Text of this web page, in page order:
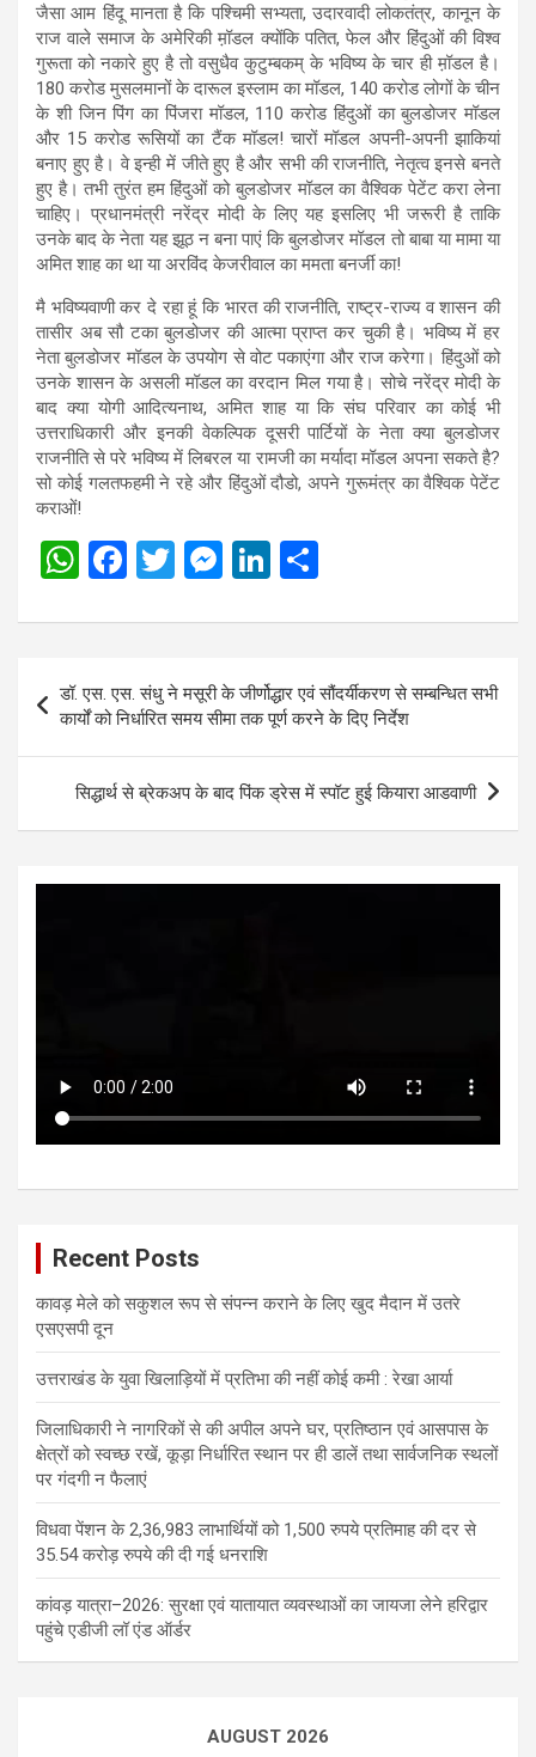
जैसा आम हिंदू मानता है कि पश्चिमी सभ्यता, उदारवादी लोकतंत्र, कानून के
राज वाले समाज के अमेरिकी म़ॉडल क्योंकि पतित, फेल और हिंदुओं की विश्व
गुरूता को नकारे हुए है तो वसुधैव कुटुम्बकम् के भविष्य के चार ही म़ॉडल है।
180 करोड मुसलमानों के दारूल इस्लाम का मॉडल, 140 करोड लोगों के चीन
के शी जिन पिंग का पिंजरा मॉडल, 110 करोड हिंदुओं का बुलडोजर मॉडल
और 15 करोड रूसियों का टैंक मॉडल! चारों मॉडल अपनी-अपनी झाकियां
बनाए हुए है। वे इन्ही में जीते हुए है और सभी की राजनीति, नेतृत्व इनसे बनते
हुए है। तभी तुरंत हम हिंदुओं को बुलडोजर मॉडल का वैश्विक पेटेंट करा लेना
चाहिए। प्रधानमंत्री नरेंद्र मोदी के लिए यह इसलिए भी जरूरी है ताकि
उनके बाद के नेता यह झूठ न बना पाएं कि बुलडोजर मॉडल तो बाबा या मामा या
अमित शाह का था या अरविंद केजरीवाल का ममता बनर्जी का!
मै भविष्यवाणी कर दे रहा हूं कि भारत की राजनीति, राष्ट्र-राज्य व शासन की
तासीर अब सौ टका बुलडोजर की आत्मा प्राप्त कर चुकी है। भविष्य में हर
नेता बुलडोजर मॉडल के उपयोग से वोट पकाएंगा और राज करेगा। हिंदुओं को
उनके शासन के असली मॉडल का वरदान मिल गया है। सोचे नरेंद्र मोदी के
बाद क्या योगी आदित्यनाथ, अमित शाह या कि संघ परिवार का कोई भी
उत्तराधिकारी और इनकी वेकल्पिक दूसरी पार्टियों के नेता क्या बुलडोजर
राजनीति से परे भविष्य में लिबरल या रामजी का मर्यादा मॉडल अपना सकते है?
सो कोई गलतफहमी ने रहे और हिंदुओं दौडो, अपने गुरूमंत्र का वैश्विक पेटेंट
कराओं!
W
at
A
p
p
F
ce
o
o
k
T
tt
M
se
n
g
er
Li
ke
n
ar
e
Post
navigation
डॉ. एस. एस. संधु ने मसूरी के जीर्णोद्धार एवं सौंदर्यीकरण से सम्बन्धित सभी
कार्यों को निर्धारित समय सीमा तक पूर्ण करने के दिए निर्देश
सिद्धार्थ से ब्रेकअप के बाद पिंक ड्रेस में स्पॉट हुई कियारा आडवाणी
Recent Posts
कावड़ मेले को सकुशल रूप से संपन्न कराने के लिए खुद मैदान में उतरे
एसएसपी दून
उत्तराखंड के युवा खिलाड़ियों में प्रतिभा की नहीं कोई कमी : रेखा आर्या
जिलाधिकारी ने नागरिकों से की अपील अपने घर, प्रतिष्ठान एवं आसपास के
क्षेत्रों को स्वच्छ रखें, कूड़ा निर्धारित स्थान पर ही डालें तथा सार्वजनिक स्थलों
पर गंदगी न फैलाएं
विधवा पेंशन के 2,36,983 लाभार्थियों को 1,500 रुपये प्रतिमाह की दर से
35.54 करोड़ रुपये की दी गई धनराशि
कांवड़ यात्रा–2026: सुरक्षा एवं यातायात व्यवस्थाओं का जायजा लेने हरिद्वार
पहुंचे एडीजी लॉ एंड ऑर्डर
AUGUST 2026